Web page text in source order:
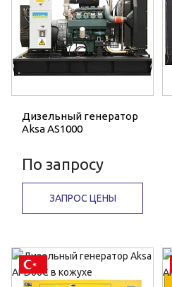
Дизельный генератор
Aksa AS1000
По запросу
ЗАПРОС ЦЕНЫ